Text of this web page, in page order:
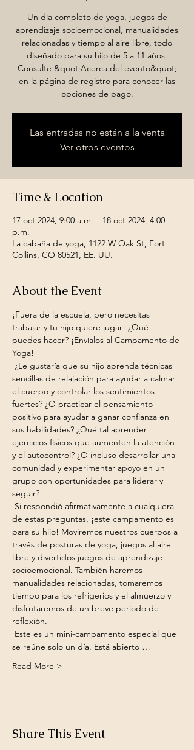
Un día completo de yoga, juegos de
aprendizaje socioemocional, manualidades
relacionadas y tiempo al aire libre, todo
diseñado para su hijo de 5 a 11 años.
Consulte &quot;Acerca del evento&quot;
en la página de registro para conocer las
opciones de pago.
Las entradas no están a la venta
Ver otros eventos
Time & Location
17 oct 2024, 9:00 a.m. – 18 oct 2024, 4:00
p.m.
La cabaña de yoga, 1122 W Oak St, Fort
Collins, CO 80521, EE. UU.
About the Event
¡Fuera de la escuela, pero necesitas
trabajar y tu hijo quiere jugar! ¿Qué
puedes hacer? ¡Envíalos al Campamento de
Yoga!
sencillas de relajación para ayudar a calmar
el cuerpo y controlar los sentimientos
fuertes? ¿O practicar el pensamiento
positivo para ayudar a ganar confianza en
sus habilidades? ¿Qué tal aprender
ejercicios físicos que aumenten la atención
y el autocontrol? ¿O incluso desarrollar una
comunidad y experimentar apoyo en un
grupo con oportunidades para liderar y
seguir?
de estas preguntas, ¡este campamento es
para su hijo! Moviremos nuestros cuerpos a
través de posturas de yoga, juegos al aire
libre y divertidos juegos de aprendizaje
socioemocional. También haremos
manualidades relacionadas, tomaremos
tiempo para los refrigerios y el almuerzo y
disfrutaremos de un breve período de
reflexión.
se reúne solo un día. Está abierto …
Read More >
Share This Event